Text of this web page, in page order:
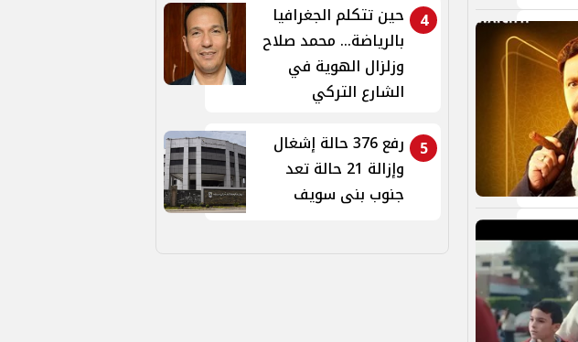
4
حين تتكلم الجغرافيا
بالرياضة... محمد صلاح
وزلزال الهوية في
الشارع التركي
5
رفع 376 حالة إشغال
وإزالة 21 حالة تعد
جنوب بنى سويف